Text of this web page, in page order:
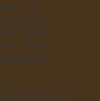
– Kauf
– Miete
– Kauf
– Miete